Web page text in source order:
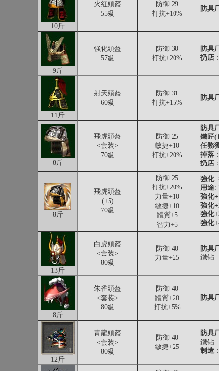
10斤
火红頭盔
55級
防御 29
打抗+10%
防具
9斤
強化頭盔
57級
防御 30
打抗+20%
防具
扔店
11斤
射天頭盔
60級
防御 31
打抗+15%
防具
8斤
飛虎頭盔
<套装>
70級
防御 25
敏捷+10
打抗+20%
防具
鐵匠
任務
掉落
扔店
8斤
飛虎頭盔
(+5)
70級
防御 25
打抗+20%
力量+10
敏捷+10
體質+5
智力+5
強化:
用途:
強化
強化
強化
強化
13斤
白虎頭盔
<套装>
80級
防御 40
力量+25
防具
鐵钻
8斤
朱雀頭盔
<套装>
80級
防御 40
體質+20
打抗+5%
防具
12斤
青龍頭盔
<套装>
80級
防御 40
敏捷+25
防具
鐵钻
制造